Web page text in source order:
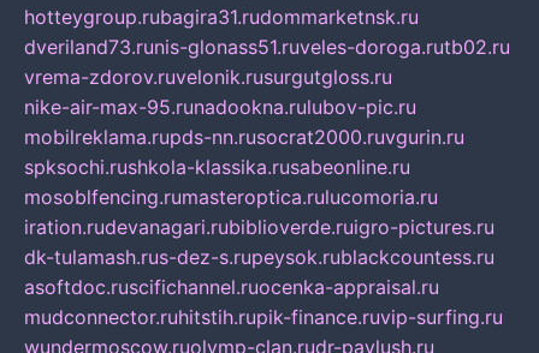
hotteygroup.rubagira31.rudommarketnsk.ru
dveriland73.runis-glonass51.ruveles-doroga.rutb02.ru
vrema-zdorov.ruvelonik.rusurgutgloss.ru
nike-air-max-95.runadookna.rulubov-pic.ru
mobilreklama.rupds-nn.rusocrat2000.ruvgurin.ru
spksochi.rushkola-klassika.rusabeonline.ru
mosoblfencing.rumasteroptica.rulucomoria.ru
iration.rudevanagari.rubiblioverde.ruigro-pictures.ru
dk-tulamash.rus-dez-s.rupeysok.rublackcountess.ru
asoftdoc.ruscifichannel.ruocenka-appraisal.ru
mudconnector.ruhitstih.rupik-finance.ruvip-surfing.ru
wundermoscow.ruolymp-clan.rudr-pavlush.ru